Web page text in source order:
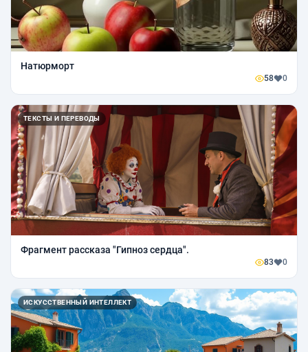
Натюрморт
58 0
ТЕКСТЫ И ПЕРЕВОДЫ
Фрагмент рассказа "Гипноз сердца".
83 0
ИСКУССТВЕННЫЙ ИНТЕЛЛЕКТ